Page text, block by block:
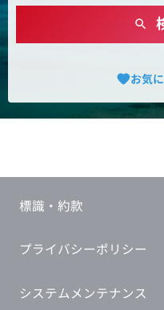
お気
標識・約款
プライバシーポリシー
システムメンテナンス